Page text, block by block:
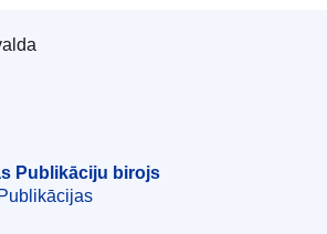
Publikāciju birojs
Publikāciju birojs